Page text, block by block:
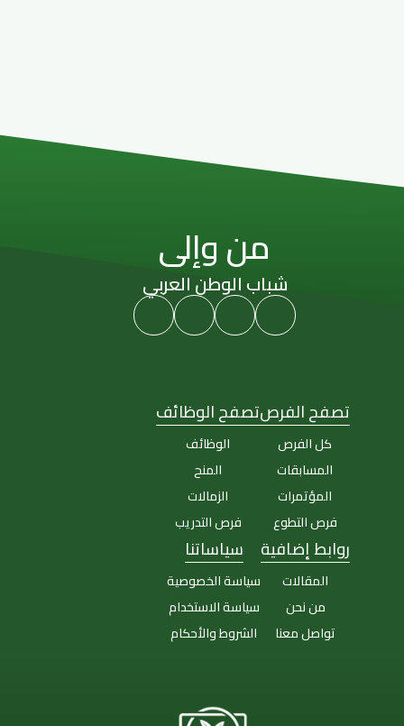
من وإلى
شباب الوطن العربي
تصفح الفرص
كل الفرص
المسابقات
المؤتمرات
فرص التطوع
تصفح الوظائف
الوظائف
المنح
الزمالات
فرص التدريب
روابط إضافية
المقالات
من نحن
تواصل معنا
سياساتنا
سياسة الخصوصية
سياسة الاستخدام
الشروط والأحكام